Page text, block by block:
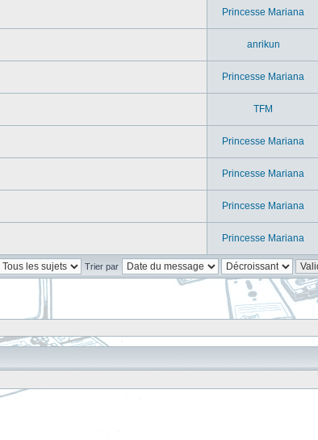
Princesse Mariana
anrikun
Princesse Mariana
TFM
Princesse Mariana
Princesse Mariana
Princesse Mariana
Princesse Mariana
Trier par